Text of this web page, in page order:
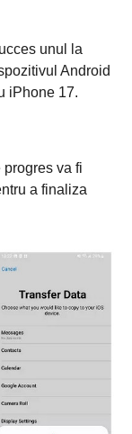
unul la
Android
iPhone 17.
progres va fi
a finaliza